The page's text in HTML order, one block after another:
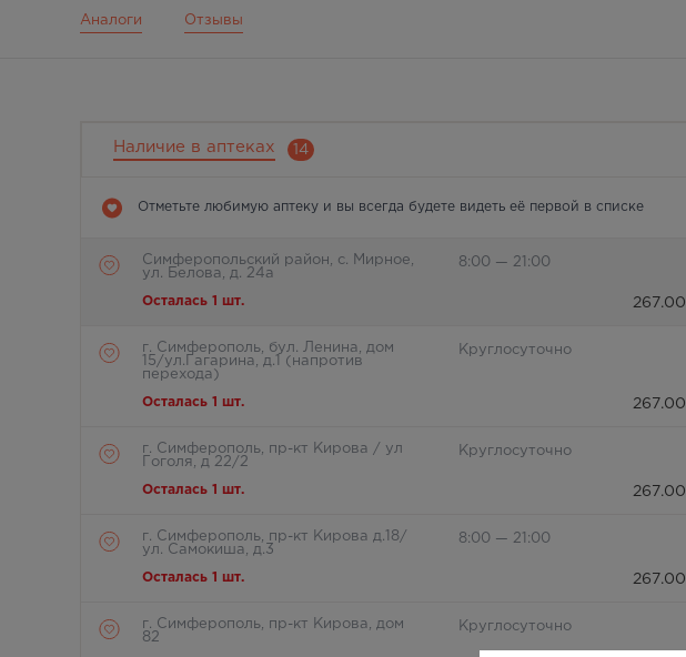
Аналоги Отзывы
Наличие в аптеках 14
Отметьте любимую аптеку и вы всегда будете видеть её первой в списке
Симферопольский район, с. Мирное,
ул. Белова, д. 24а
Осталась 1 шт.
8:00 — 21:00
267.00
г. Симферополь, бул. Ленина, дом
15/ул.Гагарина, д.1 (напротив
перехода)
Осталась 1 шт.
Круглосуточно
267.00
г. Симферополь, пр-кт Кирова / ул
Гоголя, д 22/2
Осталась 1 шт.
Круглосуточно
267.00
г. Симферополь, пр-кт Кирова д.18/
ул. Самокиша, д.3
Осталась 1 шт.
8:00 — 21:00
267.00
г. Симферополь, пр-кт Кирова, дом
82
Круглосуточно